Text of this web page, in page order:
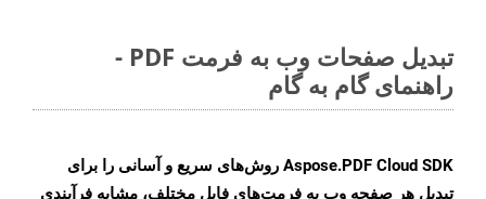
تبدیل صفحات وب به فرمت PDF -
راهنمای گام به گام
Aspose.PDF Cloud SDK روش‌های سریع و آسانی را برای
تبدیل هر صفحه وب به فرمت‌های فایل مختلف، مشابه فرآیندی